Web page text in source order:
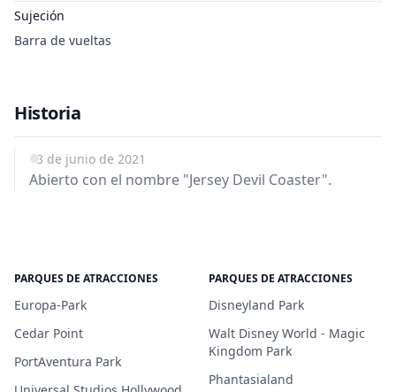
Sujeción
Barra de vueltas
Historia
13 de junio de 2021
Abierto con el nombre "Jersey Devil Coaster".
PARQUES DE ATRACCIONES
Europa-Park
Cedar Point
PortAventura Park
PARQUES DE ATRACCIONES
Disneyland Park
Walt Disney World - Magic
Kingdom Park
Phantasialand